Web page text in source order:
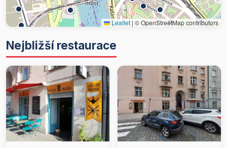
Leaflet | © OpenStreetMap contributors
Nejbližší restaurace